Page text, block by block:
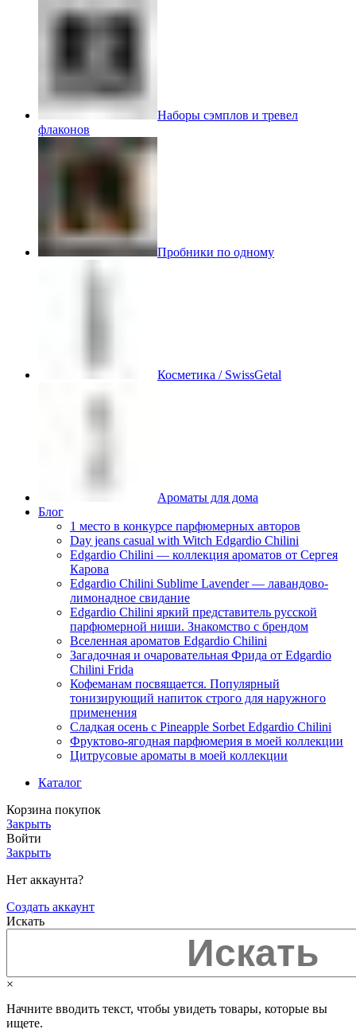
Наборы сэмплов и тревел
флаконов
Пробники по одному
Косметика / SwissGetal
Ароматы для дома
Блог
1 место в конкурсе парфюмерных авторов
Day jeans casual with Witch Edgardio Chilini
Edgardio Chilini — коллекция ароматов от Сергея
Карова
Edgardio Chilini Sublime Lavender — лавандово-
лимонадное свидание
Edgardio Chilini яркий представитель русской
парфюмерной ниши. Знакомство с брендом
Вселенная ароматов Edgardio Chilini
Загадочная и очаровательная Фрида от Edgardio
Chilini Frida
Кофеманам посвящается. Популярный
тонизирующий напиток строго для наружного
применения
Сладкая осень с Pineapple Sorbet Edgardio Chilini
Фруктово-ягодная парфюмерия в моей коллекции
​Цитрусовые ароматы в моей коллекции
Каталог
Корзина покупок
Закрыть
Войти
Закрыть
Нет аккаунта?
Создать аккаунт
Искать
×
Начните вводить текст, чтобы увидеть товары, которые вы
ищете.